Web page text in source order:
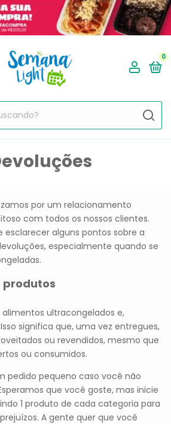
0
por um relacionamento
com todos os nossos clientes.
esclarecer alguns pontos sobre a
especialmente quando se
produtos
alimentos ultracongelados e,
significa que, uma vez entregues,
ou revendidos, mesmo que
ou consumidos.
pedido pequeno caso você não
que você goste, mas inicie
1 produto de cada categoria para
A gente quer que você